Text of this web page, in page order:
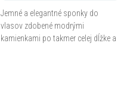
Jemné a elegantné sponky do
vlasov zdobené modrými
kamienkami po takmer celej dĺžke a